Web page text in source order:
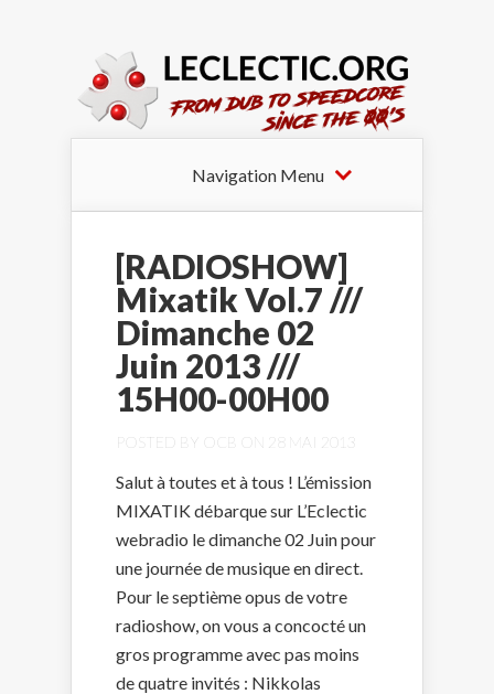
Navigation Menu
[RADIOSHOW]
Mixatik Vol.7 ///
Dimanche 02
Juin 2013 ///
15H00-00H00
POSTED BY OCB ON 28 MAI 2013
Salut à toutes et à tous ! L’émission
MIXATIK débarque sur L’Eclectic
webradio le dimanche 02 Juin pour
une journée de musique en direct.
Pour le septième opus de votre
radioshow, on vous a concocté un
gros programme avec pas moins
de quatre invités : Nikkolas